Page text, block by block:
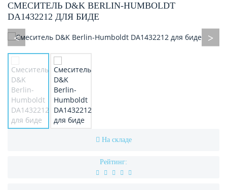
СМЕСИТЕЛЬ D&K BERLIN-HUMBOLDT
DA1432212 ДЛЯ БИДЕ
На складе
Рейтинг: